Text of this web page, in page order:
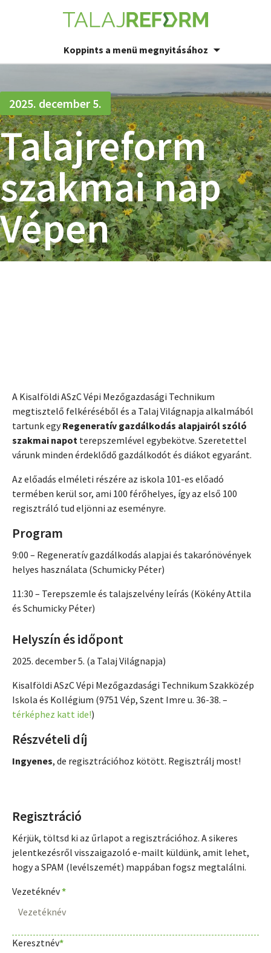
Koppints a menü megnyitásához
2025. december 5.
Talajreform
szakmai nap
Vépen
A Kisalföldi ASzC Vépi Mezőgazdasági Technikum
megtisztelő felkéréséből és a Talaj Világnapja alkalmából
tartunk egyRegeneratív gazdálkodás alapjairól szóló
szakmai napot terepszemlével egybekötve. Szeretettel
várunk minden érdeklődő gazdálkodót és diákot egyaránt.
Az előadás elméleti részére az iskola 101-es előadó
termében kerül sor, ami 100 férőhelyes, így az első 100
regisztráló tud eljönni az eseményre.
Program
9:00 – Regeneratív gazdálkodás alapjai és takarónövények
helyes használata (Schumicky Péter)
11:30 – Terepszemle és talajszelvény leírás (Kökény Attila
és Schumicky Péter)
Helyszín és időpont
2025. december 5. (a Talaj Világnapja)
Kisalföldi ASzC Vépi Mezőgazdasági Technikum Szakközép
Iskola és Kollégium (9751 Vép, Szent Imre u. 36-38. –
térképhez katt ide!)
Részvételi díj
Ingyenes, de regisztrációhoz kötött. Regisztrálj most!
Regisztráció
Kérjük, töltsd ki az űrlapot a regisztrációhoz. A sikeres
jelentkezésről visszaigazoló e-mailt küldünk, amit lehet,
hogy a SPAM (levélszemét) mappában fogsz megtalálni.
Vezetéknév*
Keresztnév*